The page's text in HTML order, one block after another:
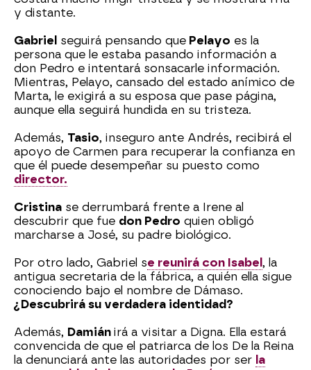
y distante.
Gabriel seguirá pensando que Pelayo es la
persona que le estaba pasando información a
don Pedro e intentará sonsacarle información.
Mientras, Pelayo, cansado del estado anímico de
Marta, le exigirá a su esposa que pase página,
aunque ella seguirá hundida en su tristeza.
Además, Tasio, inseguro ante Andrés, recibirá el
apoyo de Carmen para recuperar la confianza en
que él puede desempeñar su puesto como
director.
Cristina se derrumbará frente a Irene al
descubrir que fue don Pedro quien obligó
marcharse a José, su padre biológico.
Por otro lado, Gabriel se reunirá con Isabel , la
antigua secretaria de la fábrica, a quién ella sigue
conociendo bajo el nombre de Dámaso.
¿Descubrirá su verdadera identidad?
Además, Damián irá a visitar a Digna. Ella estará
convencida de que el patriarca de los De la Reina
la denunciará ante las autoridades por ser la